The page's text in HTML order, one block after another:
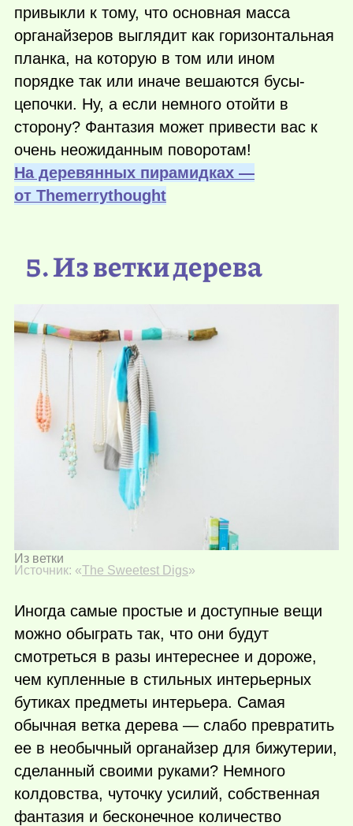
привыкли к тому, что основная масса
органайзеров выглядит как горизонтальная
планка, на которую в том или ином
порядке так или иначе вешаются бусы-
цепочки. Ну, а если немного отойти в
сторону? Фантазия может привести вас к
очень неожиданным поворотам!
На деревянных пирамидках —
от Тhemerrythought
5. Из ветки дерева
Из ветки
Источник: «The Sweetest Digs»
Иногда самые простые и доступные вещи
можно обыграть так, что они будут
смотреться в разы интереснее и дороже,
чем купленные в стильных интерьерных
бутиках предметы интерьера. Самая
обычная ветка дерева — слабо превратить
ее в необычный органайзер для бижутерии,
сделанный своими руками? Немного
колдовства, чуточку усилий, собственная
фантазия и бесконечное количество